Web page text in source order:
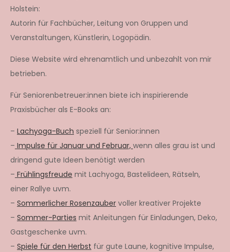
Holstein:
Autorin für Fachbücher, Leitung von Gruppen und
Veranstaltungen, Künstlerin, Logopädin.
Diese Website wird ehrenamtlich und unbezahlt von mir
betrieben.
Für Seniorenbetreuer:innen biete ich inspirierende
Praxisbücher als E-Books an:
– Lachyoga-Buch speziell für Senior:innen
– Impulse für Januar und Februar, wenn alles grau ist und
dringend gute Ideen benötigt werden
– Frühlingsfreude mit Lachyoga, Bastelideen, Rätseln,
einer Rallye uvm.
– Sommerlicher Rosenzauber voller kreativer Projekte
– Sommer-Parties mit Anleitungen für Einladungen, Deko,
Gastgeschenke uvm.
– Spiele für den Herbst für gute Laune, kognitive Impulse,